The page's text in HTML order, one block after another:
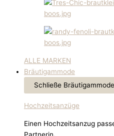
ALLE MARKEN
Bräutigammode
Schließe Bräutigammode
Hochzeitsanzüge
Einen Hochzeitsanzug